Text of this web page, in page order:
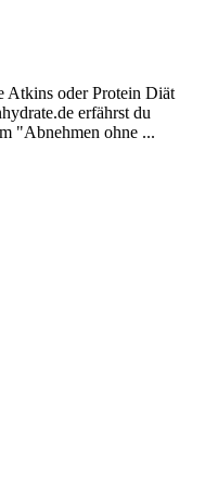
Atkins oder Protein Diät
erfährst du
"Abnehmen ohne ...